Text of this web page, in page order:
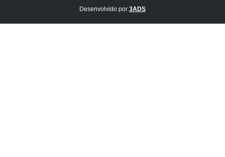
Desenvolvido por 3ADS